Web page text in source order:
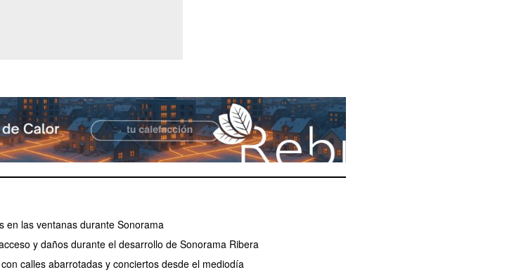
en las ventanas durante Sonorama
y daños durante el desarrollo de Sonorama Ribera
calles abarrotadas y conciertos desde el mediodía